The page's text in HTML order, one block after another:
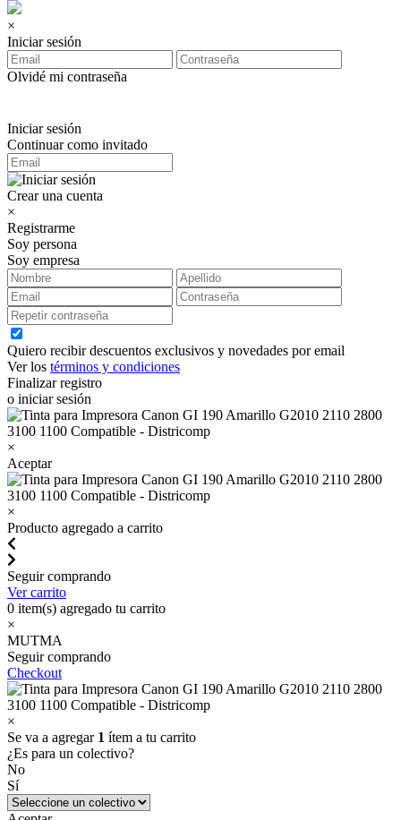
×
Iniciar sesión
Olvidé mi contraseña
Iniciar sesión
Continuar como invitado
Crear una cuenta
×
Registrarme
Soy persona
Soy empresa
Quiero recibir descuentos exclusivos y novedades por email
Ver los términos y condiciones
Finalizar registro
o iniciar sesión
×
Aceptar
×
Producto agregado a carrito
Seguir comprando
Ver carrito
0 item(s) agregado tu carrito
×
MUTMA
Seguir comprando
Checkout
×
Se va a agregar 1 ítem a tu carrito
¿Es para un colectivo?
No
Sí